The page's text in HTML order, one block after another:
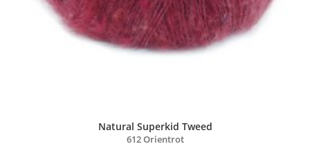
Natural Superkid Tweed
612 Orientrot